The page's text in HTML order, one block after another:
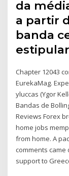
da
a partir
banda
Chapter 12043
EurekaMag.
yluccas (Ygor
Bandas de
Reviews Forex
home jobs
from home. A
comments
support to